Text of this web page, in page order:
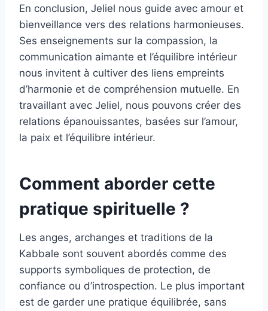
En conclusion, Jeliel nous guide avec amour et
bienveillance vers des relations harmonieuses.
Ses enseignements sur la compassion, la
communication aimante et l’équilibre intérieur
nous invitent à cultiver des liens empreints
d’harmonie et de compréhension mutuelle. En
travaillant avec Jeliel, nous pouvons créer des
relations épanouissantes, basées sur l’amour,
la paix et l’équilibre intérieur.
Comment aborder cette
pratique spirituelle ?
Les anges, archanges et traditions de la
Kabbale sont souvent abordés comme des
supports symboliques de protection, de
confiance ou d’introspection. Le plus important
est de garder une pratique équilibrée, sans